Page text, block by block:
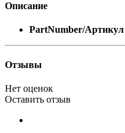
Описание
PartNumber/Артикул
Отзывы
Нет оценок
Оставить отзыв